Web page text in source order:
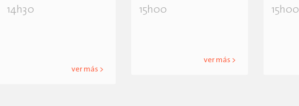
14h30
ver más >
15h00
ver más >
15h00